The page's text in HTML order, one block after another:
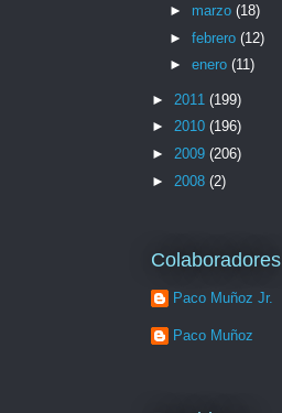
► marzo (18)
► febrero (12)
► enero (11)
► 2011 (199)
► 2010 (196)
► 2009 (206)
► 2008 (2)
Colaboradores
Paco Muñoz Jr.
Paco Muñoz